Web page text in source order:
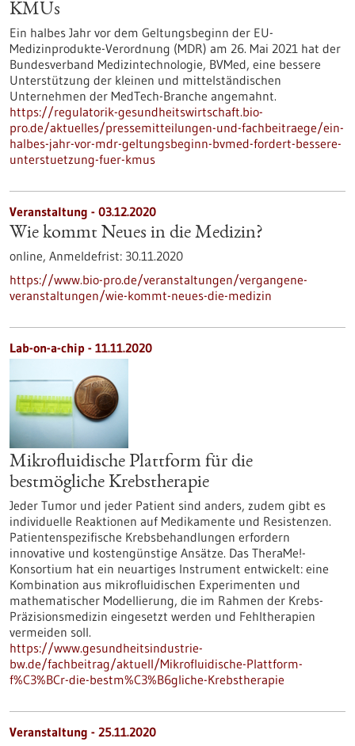
KMUs
Ein halbes Jahr vor dem Geltungsbeginn der EU-
Medizinprodukte-Verordnung (MDR) am 26. Mai 2021 hat der
Bundesverband Medizintechnologie, BVMed, eine bessere
Unterstützung der kleinen und mittelständischen
Unternehmen der MedTech-Branche angemahnt.
https://regulatorik-gesundheitswirtschaft.bio-
pro.de/aktuelles/pressemitteilungen-und-fachbeitraege/ein-
halbes-jahr-vor-mdr-geltungsbeginn-bvmed-fordert-bessere-
unterstuetzung-fuer-kmus
Veranstaltung - 03.12.2020
Wie kommt Neues in die Medizin?
online, Anmeldefrist: 30.11.2020
https://www.bio-pro.de/veranstaltungen/vergangene-
veranstaltungen/wie-kommt-neues-die-medizin
Lab-on-a-chip - 11.11.2020
Mikrofluidische Plattform für die
bestmögliche Krebstherapie
Jeder Tumor und jeder Patient sind anders, zudem gibt es
individuelle Reaktionen auf Medikamente und Resistenzen.
Patientenspezifische Krebsbehandlungen erfordern
innovative und kostengünstige Ansätze. Das TheraMe!-
Konsortium hat ein neuartiges Instrument entwickelt: eine
Kombination aus mikrofluidischen Experimenten und
mathematischer Modellierung, die im Rahmen der Krebs-
Präzisionsmedizin eingesetzt werden und Fehltherapien
vermeiden soll.
https://www.gesundheitsindustrie-
bw.de/fachbeitrag/aktuell/Mikrofluidische-Plattform-
f%C3%BCr-die-bestm%C3%B6gliche-Krebstherapie
Veranstaltung - 25.11.2020